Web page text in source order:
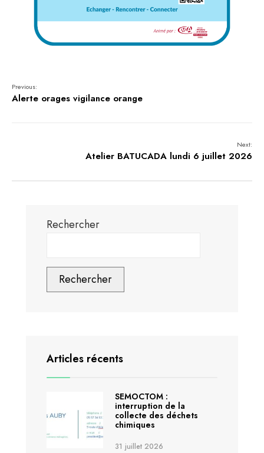
Previous:
Alerte orages vigilance orange
Next:
Atelier BATUCADA lundi 6 juillet 2026
Rechercher
Rechercher
Articles récents
SEMOCTOM :
interruption de la
collecte des déchets
chimiques
31 juillet 2026